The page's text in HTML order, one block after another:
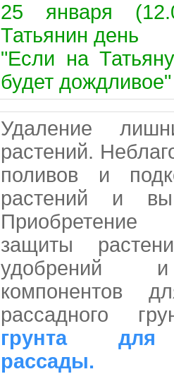
25 января
Татьянин день
"Если на
будет дождливое"
Удаление
растений.
поливов и
растений и
защиты
удобрений
компонентов
рассадного
грунта для
рассады.